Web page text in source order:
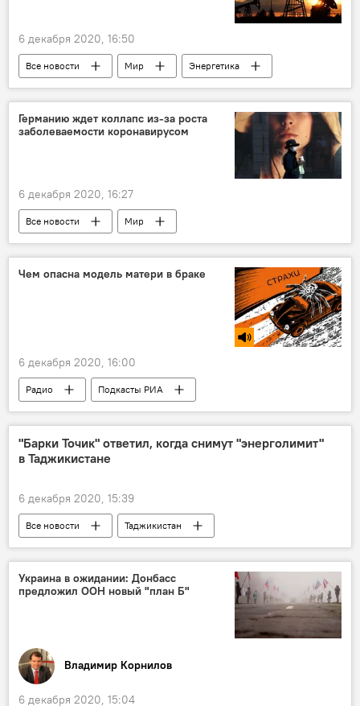
6 декабря 2020, 16:50
Все новости Мир
Энергетика
Саудовская Аравия
нефть
Германию ждет коллапс из-за роста
заболеваемости коронавирусом
6 декабря 2020, 16:27
Все новости
Мир
Здравоохранение
коронавирус
Коронавирус: опасное заболевание в России и мире
Чем опасна модель матери в браке
6 декабря 2020, 16:00
Радио Подкасты РИА
"Барки Точик" ответил, когда снимут "энерголимит"
в Таджикистане
6 декабря 2020, 15:39
Все новости
Таджикистан
Энергетика
энерголимит
Украина в ожидании: Донбасс
предложил ООН новый "план Б"
Владимир Корнилов
6 декабря 2020, 15:04